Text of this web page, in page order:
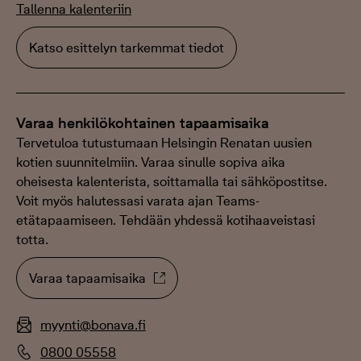
Tallenna kalenteriin
Katso esittelyn tarkemmat tiedot
Varaa henkilökohtainen tapaamisaika
Tervetuloa tutustumaan Helsingin Renatan uusien
kotien suunnitelmiin. Varaa sinulle sopiva aika
oheisesta kalenterista, soittamalla tai sähköpostitse.
Voit myös halutessasi varata ajan Teams-
etätapaamiseen. Tehdään yhdessä kotihaaveistasi
totta.
Varaa tapaamisaika
myynti@bonava.fi
0800 05558